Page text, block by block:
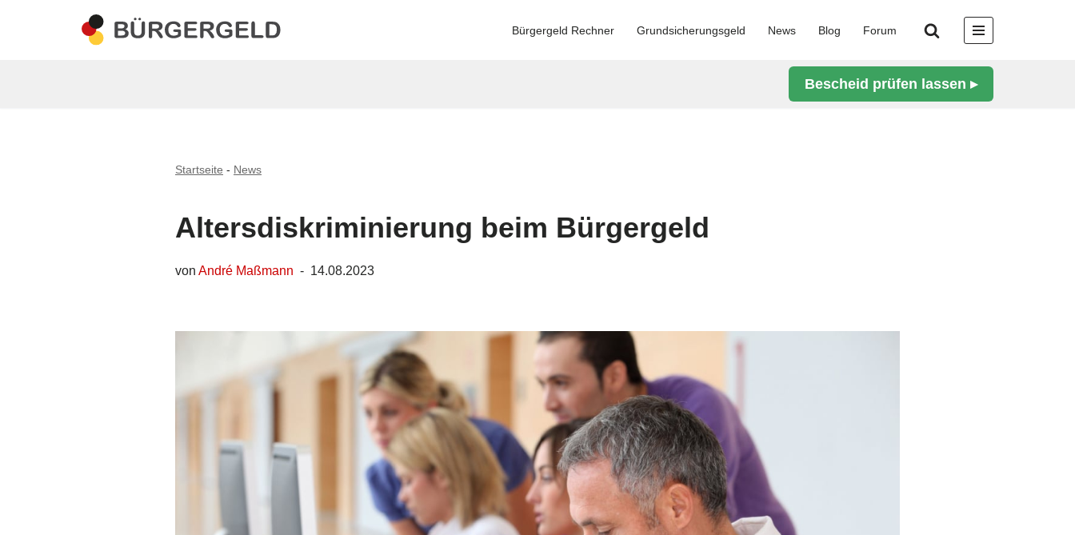
Bürgergeld Rechner Grundsicherungsgeld News Blog Forum
Bescheid prüfen lassen ▸
Startseite - News
Altersdiskriminierung beim Bürgergeld
von André Maßmann 14.08.2023